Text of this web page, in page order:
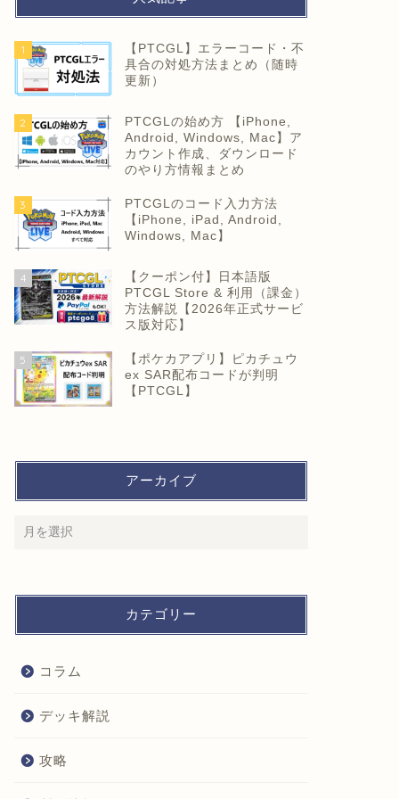
1
【PTCGL】エラーコード・不
具合の対処方法まとめ（随時
更新）
2
PTCGLの始め方 【iPhone,
Android, Windows, Mac】ア
カウント作成、ダウンロード
のやり方情報まとめ
3
PTCGLのコード入力方法
【iPhone, iPad, Android,
Windows, Mac】
4
【クーポン付】日本語版
PTCGL Store & 利用（課金）
方法解説【2026年正式サービ
ス版対応】
5
【ポケカアプリ】ピカチュウ
ex SAR配布コードが判明
【PTCGL】
アーカイブ
カテゴリー
コラム
デッキ解説
攻略